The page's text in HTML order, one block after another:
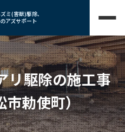
ミ(害獣)駆除、
アズサポート
リ駆除の施工事
市勅使町）